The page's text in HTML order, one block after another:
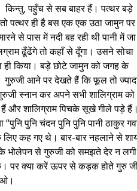
पहुँच से सब बाहर हैं। पत्थर बड़े
पत्थर ही है बस एक एक उठा जामुन
से पास में नदी बह रही थी पानी में जा
ढूँढेंगे तो कहाँ से दूँगा। उसने सोचा
ही किया। बड़े छोटे जामुन को जगह के
गुरुजी आने पर देखते हैं कि फूल तो
स्नान कर अपने सभी शालिग्राम को
हैं और शालिग्राम पिचके सूखे गीले पड़े हैं।
पुनि चंदन पुनि पुनि पानी ठाकुर
कह गए थे। बार-बार नहलाने से
भोलेपन से गुरुजी को समझते देर न लगी
पर क्या करें ऊपर से कड़क होते गुरु